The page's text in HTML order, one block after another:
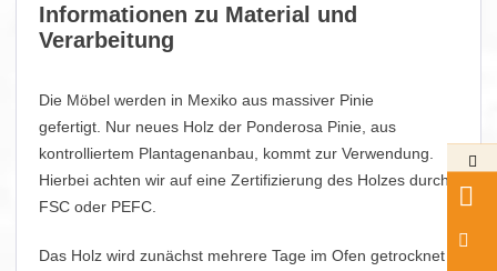
Informationen zu Material und
Verarbeitung
Die Möbel werden in Mexiko aus massiver Pinie
gefertigt. Nur neues Holz der Ponderosa Pinie, aus
kontrolliertem Plantagenanbau, kommt zur Verwendung.
Hierbei achten wir auf eine Zertifizierung des Holzes durch
FSC oder PEFC.
Das Holz wird zunächst mehrere Tage im Ofen getrocknet